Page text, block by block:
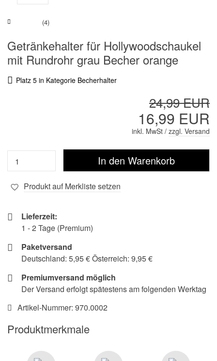
(4)
Getränkehalter für Hollywoodschaukel
mit Rundrohr grau Becher orange
Platz 5 in Kategorie Becherhalter
24,99 EUR
16,99 EUR
inkl. MwSt / zzgl. Versand
Produkt auf Merkliste setzen
Lieferzeit:
1 - 2 Tage (Premium)
Paketversand
Deutschland: 5,95 € Österreich: 9,95 €
Premiumversand möglich
Der Versand erfolgt spätestens am folgenden Werktag
Artikel-Nummer: 970.0002
Produktmerkmale